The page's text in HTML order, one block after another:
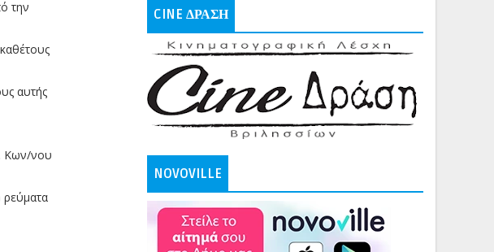
την
αυτής
Κων/νου
CINE ΔΡΑΣΗ
NOVOVILLE